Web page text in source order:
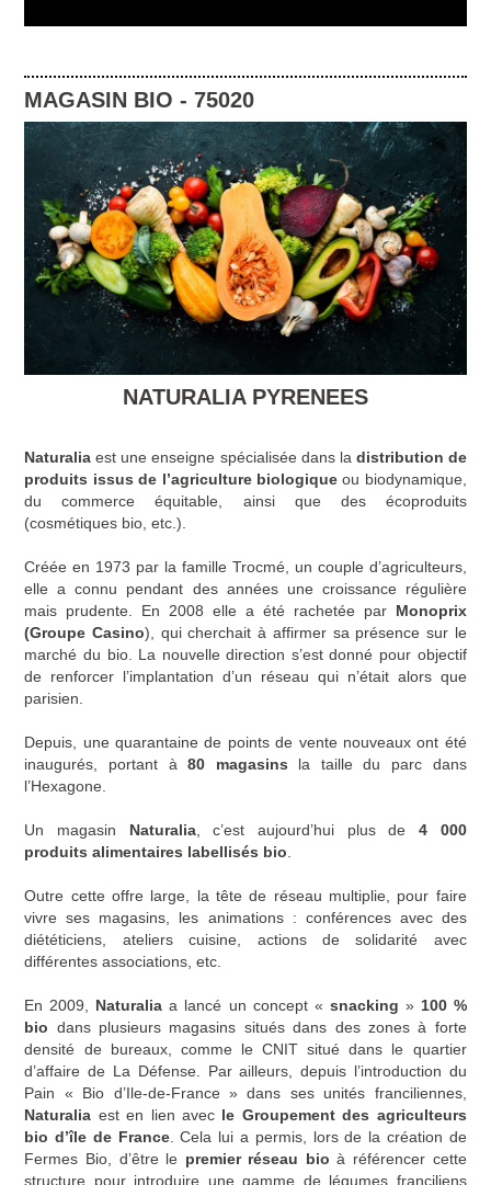
MAGASIN BIO -75020
NATURALIA PYRENEES
Naturalia est une enseigne spécialisée dans la distribution de
produits issus de l’agriculture biologiqueou biodynamique,
du commerce équitable, ainsi que des écoproduits
(cosmétiques bio, etc.).
Créée en 1973 par la famille Trocmé, un couple d’agriculteurs,
elle a connu pendant des années une croissance régulière
mais prudente. En 2008 elle a été rachetée par Monoprix
(Groupe Casino), qui cherchait à affirmer sa présence sur le
marché du bio. La nouvelle direction s’est donné pour objectif
de renforcer l’implantation d’un réseau qui n’était alors que
parisien.
Depuis, une quarantaine de points de vente nouveaux ont été
inaugurés, portant à 80 magasins la taille du parc dans
l’Hexagone.
Un magasin Naturalia, c’est aujourd’hui plus de 4 000
produits alimentaires labellisés bio
Outre cette offre large, la tête de réseau multiplie, pour faire
vivre ses magasins, les animations : conférences avec des
diététiciens, ateliers cuisine, actions de solidarité avec
différentes associations, etc.
En 2009, Naturalia a lancé un concept « snacking » 100 %
bio dans plusieurs magasins situés dans des zones à forte
densité de bureaux, comme le CNIT situé dans le quartier
d’affaire de La Défense. Par ailleurs, depuis l’introduction du
Pain « Bio d’Ile-de-France » dans ses unités franciliennes,
Naturalia est en lien avec le Groupement des agriculteurs
bio d’île de France. Cela lui a permis, lors de la création de
Fermes Bio, d’être le premier réseau bio à référencer cette
structure pour introduire une gamme de légumes franciliens